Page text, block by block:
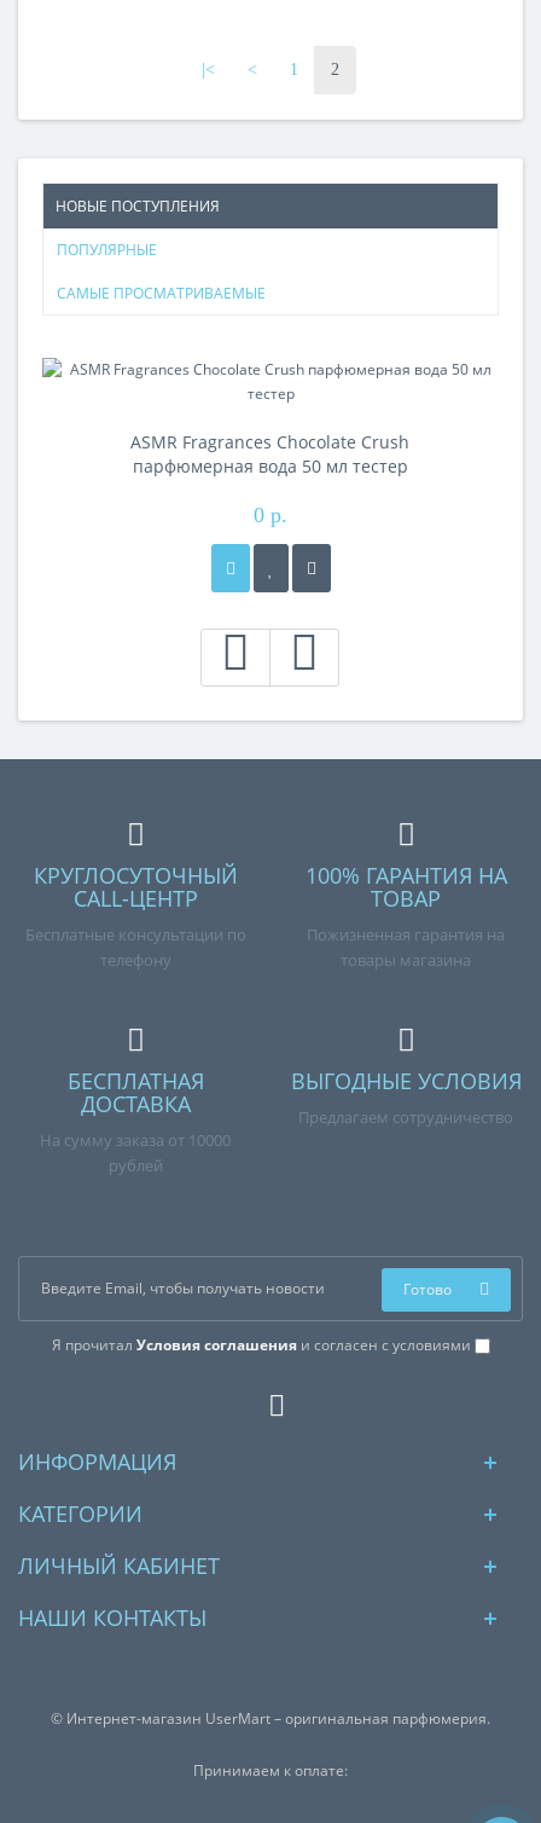
|< < 1 2
НОВЫЕ ПОСТУПЛЕНИЯ
ПОПУЛЯРНЫЕ
САМЫЕ ПРОСМАТРИВАЕМЫЕ
ASMR Fragrances Chocolate Crush
парфюмерная вода 50 мл тестер
0 р.
КРУГЛОСУТОЧНЫЙ
CALL-ЦЕНТР
Бесплатные консультации по
телефону
100% ГАРАНТИЯ НА
ТОВАР
Пожизненная гарантия на
товары магазина
БЕСПЛАТНАЯ
ДОСТАВКА
На сумму заказа от 10000
рублей
ВЫГОДНЫЕ УСЛОВИЯ
Предлагаем сотрудничество
Я прочитал Условия соглашенияи согласен с условиями
Готово
ИНФОРМАЦИЯ
КАТЕГОРИИ
ЛИЧНЫЙ КАБИНЕТ
НАШИ КОНТАКТЫ
© Интернет-магазин UserMart – оригинальная парфюмерия.
Принимаем к оплате: